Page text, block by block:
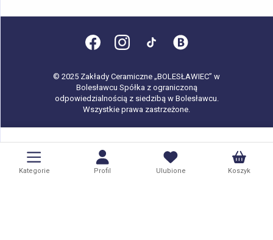
Kategorie Profil Ulubione Koszyk
© 2025 Zakłady Ceramiczne „BOLESŁAWIEC” w
Bolesławcu Spółka z ograniczoną
odpowiedzialnością z siedzibą w Bolesławcu.
Wszystkie prawa zastrzeżone.